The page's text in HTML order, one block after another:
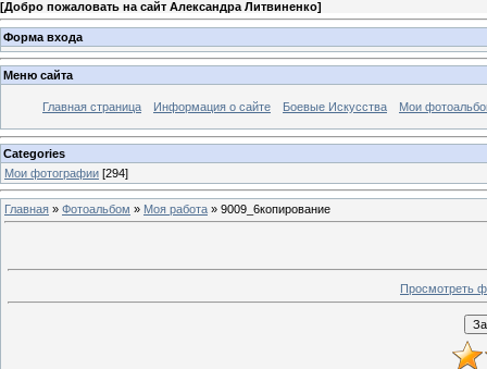
[Добро пожаловать на сайт Александра Литвиненко]
Форма входа
Меню сайта
Главная страница Информация о сайте Боевые Искусства Мои
Categories
Мои фотографии [294]
Главная » Фотоальбом » Моя работа » 9009_6копирование
Просмотреть